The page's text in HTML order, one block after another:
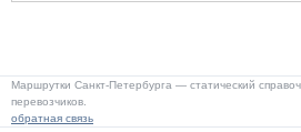
Маршрутки Санкт-Петербурга — статический
перевозчиков.
обратная связь